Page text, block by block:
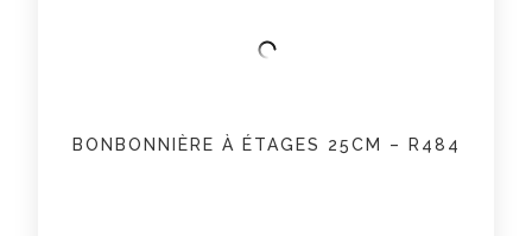
BONBONNIÈRE À ÉTAGES 25CM – R484